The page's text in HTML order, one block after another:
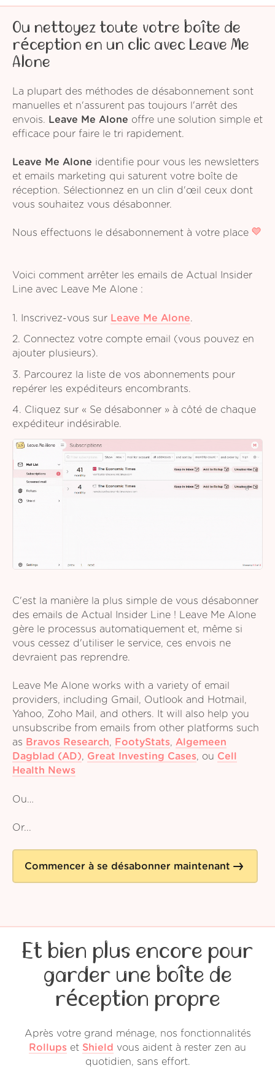
Ou nettoyez toute votre boîte de
réception en un clic avec Leave Me
Alone
La plupart des méthodes de désabonnement sont
manuelles et n'assurent pas toujours l'arrêt des
envois.
Leave Me Alone offre une solution simple et
efficace pour faire le tri rapidement.
Leave Me Alone identifie pour vous les newsletters
et emails marketing qui saturent votre boîte de
réception. Sélectionnez en un clin d'œil ceux dont
vous souhaitez vous désabonner.
Nous effectuons le désabonnement à votre place
Voici comment arrêter les emails de Actual Insider
Line avec Leave Me Alone :
1. Inscrivez-vous sur Leave Me Alone.
2. Connectez votre compte email (vous pouvez en
ajouter plusieurs).
3. Parcourez la liste de vos abonnements pour
repérer les expéditeurs encombrants.
4. Cliquez sur « Se désabonner » à côté de chaque
expéditeur indésirable.
C'est la manière la plus simple de vous désabonner
des emails de Actual Insider Line ! Leave Me Alone
gère le processus automatiquement et, même si
vous cessez d'utiliser le service, ces envois ne
devraient pas reprendre.
Leave Me Alone works with a variety of email
providers, including Gmail, Outlook and Hotmail,
Yahoo, Zoho Mail, and others. It will also help you
unsubscribe from emails from other platforms such
as Bravos Research, FootyStats, Algemeen
Dagblad (AD), Great Investing Cases, ou Cell
Health News
Ou…
Or...
Commencer à se désabonner maintenant
Et bien plus encore pour
garder une boîte de
réception propre
Après votre grand ménage, nos fonctionnalités
Rollups et Shield vous aident à rester zen au
quotidien, sans effort.